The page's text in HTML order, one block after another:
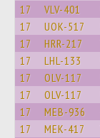
17 VLV-401
17 UOK-517
17 HRR-217
17 LHL-133
17 OLV-117
17 OLV-117
17 MEB-936
17 MEK-417